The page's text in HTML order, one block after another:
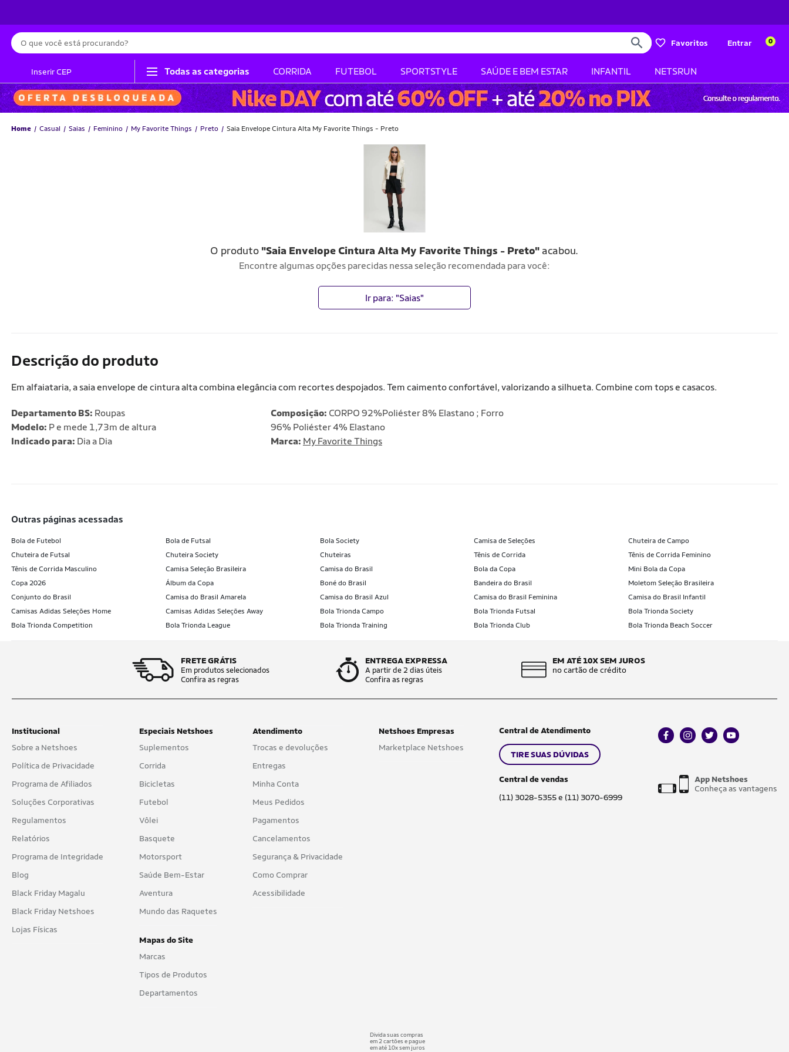
Busca
Favoritos Entrar 0
Inserir CEP Todas as categorias CORRIDA FUTEBOL SPORTSTYLE SAÚDE E BEM ESTAR INFANTIL NETSRUN
Home Casual Saias Feminino My Favorite Things Preto Saia Envelope Cintura Alta My Favorite Things - Preto
O produto "Saia Envelope Cintura Alta My Favorite Things - Preto"acabou.
Encontre algumas opções parecidas nessa seleção recomendada para você:
Ir para: "Saias"
Descrição do produto
Em alfaiataria, a saia envelope de cintura alta combina elegância com recortes despojados. Tem caimento confortável, valorizando a silhueta. Combine com tops e casacos.
Departamento BS: Roupas
Modelo: P e mede 1,73m de altura
Indicado para: Dia a Dia
Composição: CORPO 92%Poliéster 8% Elastano ; Forro
96% Poliéster 4% Elastano
Marca: My Favorite Things
outras páginas acessadas
Bola de Futebol Bola de Futsal Bola Society Camisa de Seleções
Chuteira de Campo
Chuteira de Futsal
Chuteira Society Chuteiras Tênis de Corrida
Tênis de Corrida Feminino
Tênis de Corrida Masculino
Camisa Seleção Brasileira Camisa do Brasil Bola da Copa
Mini Bola da Copa
Copa 2026
Álbum da Copa Boné do Brasil Bandeira do Brasil
Moletom Seleção Brasileira
Conjunto do Brasil
Camisa do Brasil Amarela Camisa do Brasil Azul Camisa do Brasil Feminina
Camisa do Brasil Infantil
Camisas Adidas Seleções Home
Camisas Adidas Seleções Away Bola Trionda Campo Bola Trionda Futsal
Bola Trionda Society
Bola Trionda Competition
Bola Trionda League Bola Trionda Training Bola Trionda Club Bola Trionda Beach Soccer
FRETE GRÁTIS
Em produtos selecionados
Confira as regras
ENTREGA EXPRESSA
A partir de 2 dias úteis
Confira as regras
EM ATÉ 10X SEM JUROS
no cartão de crédito
Institucional
Sobre a Netshoes
Política de Privacidade
Programa de Afiliados
Soluções Corporativas
Regulamentos
Relatórios
Programa de Integridade
Blog
Black Friday Magalu
Black Friday Netshoes
Lojas Físicas
Especiais Netshoes
Suplementos
Corrida
Bicicletas
Futebol
Vôlei
Basquete
Motorsport
Saúde Bem-Estar
Aventura
Mundo das Raquetes
Mapas do Site
Marcas
Tipos de Produtos
Departamentos
Atendimento
Trocas e devoluções
Entregas
Minha Conta
Meus Pedidos
Pagamentos
Cancelamentos
Segurança & Privacidade
Como Comprar
Acessibilidade
Netshoes Empresas
Marketplace Netshoes
Central de Atendimento
TIRE SUAS DÚVIDAS
Central de vendas
(11) 3028-5355 e (11) 3070-6999
facebookinstagram
twitteryoutube
App Netshoes
Conheça as vantagens
Divida suas compras
em 2 cartões e pague
em até 10x sem juros